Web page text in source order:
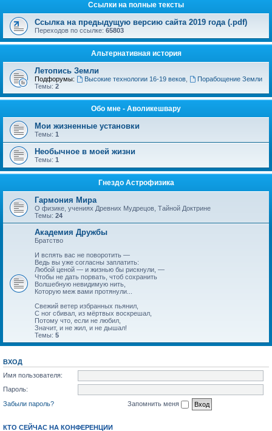
Ссылки на полные тексты
Ссылка на предыдущую версию сайта 2019 года (.pdf)
Переходов по ссылке: 65803
Альтернативная история
Летопись Земли
Подфорумы: Высокие технологии 16-19 веков,
Порабощение Земли
Темы: 2
Обо мне - Аволикешвару
Мои жизненные установки
Темы: 1
Необычное в моей жизни
Темы: 1
Гнездо Астрофизика
Гармония Мира
О физике, учениях Древних Мудрецов, Тайной Доктрине
Темы: 24
Академия Дружбы
Братство
И вспять вас не поворотить —
Ведь вы уже согласны заплатить:
Любой ценой — и жизнью бы рискнули, —
Чтобы не дать порвать, чтоб сохранить
Волшебную невидимую нить,
Которую меж вами протянули...
Свежий ветер избранных пьянил,
С ног сбивал, из мёртвых воскрешал,
Потому что, если не любил,
Значит, и не жил, и не дышал!
Темы: 5
ВХОД
Имя пользователя:
Пароль:
Забыли пароль?
Запомнить меня
КТО СЕЙЧАС НА КОНФЕРЕНЦИИ